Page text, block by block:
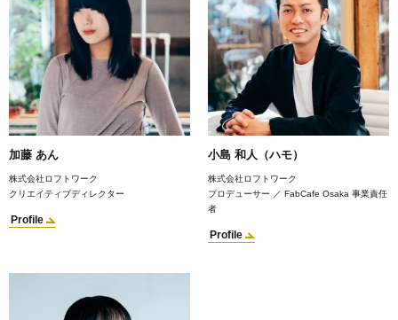
加藤 あん
株式会社ロフトワーク
クリエイティブディレクター
Profile
小島 和人（ハモ）
株式会社ロフトワーク
プロデューサー ／ FabCafe Osaka 事業責任
者
Profile